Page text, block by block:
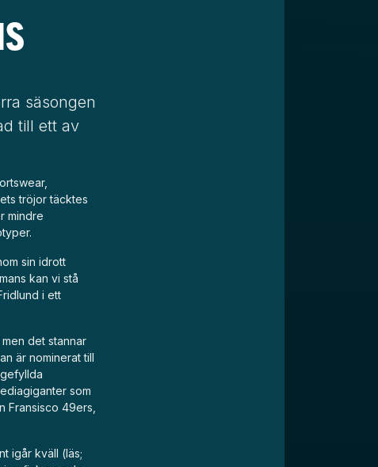
säsongen
till ett av
tröjor täcktes
mindre
sin idrott
kan vi stå
i ett
det stannar
är nominerat till
som
Fransisco 49ers,
igår kväll (läs;